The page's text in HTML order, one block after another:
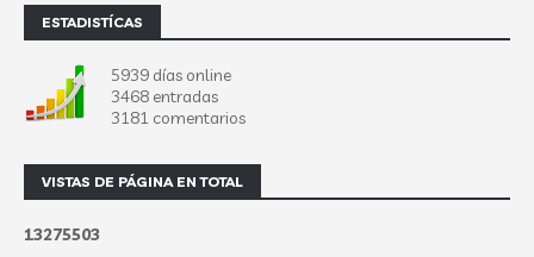
ESTADISTÍCAS
5939 días online
3468 entradas
3181 comentarios
VISTAS DE PÁGINA EN TOTAL
13275503